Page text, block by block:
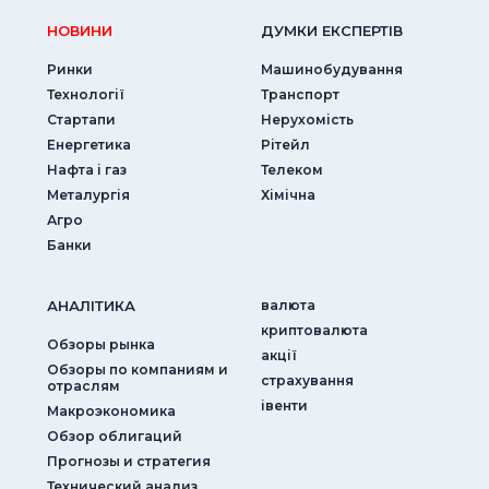
НОВИНИ
Ринки
Технології
Стартапи
Енергетика
Нафта і газ
Металургія
Агро
Банки
ДУМКИ ЕКСПЕРТIВ
Машинобудування
Транспорт
Нерухомість
Рітейл
Телеком
Хімічна
АНАЛIТИКА
Обзоры рынка
Обзоры по компаниям и
отраслям
Макроэкономика
Обзор облигаций
Прогнозы и стратегия
валюта
криптовалюта
акції
страхування
iвенти